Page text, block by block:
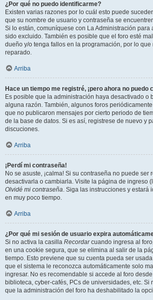
¿Por qué no puedo identificarme?
Existen varias razones por lo cuál esto puede
que su nombre de usuario y contraseña se
Si lo están, comuníquese con La Administración para
sido excluido. También es posible que el foro esté
dueño y/o tenga fallos en la programación, por lo que
reparado.
Arriba
Hace un tiempo me registré, ¡pero ahora no puedo
Es posible que la administración haya desactivado o
alguna razón. También, algunos foros
que no publicaron mensajes por cierto periodo de
de la base de datos. Si es así, registrese de nuevo y
discuciones.
Arriba
¡Perdí mi contraseña!
No se asuste, ¡calma! Si su contraseña no puede ser
desactivarla o cambiarla. Visite la página de ingreso
Olvidé mi contraseña. Siga las instrucciones y estará
en muy poco tiempo.
Arriba
¿Por qué mi sesión de usuario expira
Si no activa la casilla Recordarcuando ingresa al
en una cookie segura, que se elimina al salir de la
tiempo. Esto previene que su cuenta pueda ser
que el sistema le reconozca automáticamente solo
ingresar. No es recomendable si accede al foro
biblioteca, cyber-cafés, PCs de universidades, etc. Si
que la administración del foro ha deshabilitado la